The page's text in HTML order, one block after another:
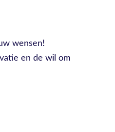
wensen!
en de wil om